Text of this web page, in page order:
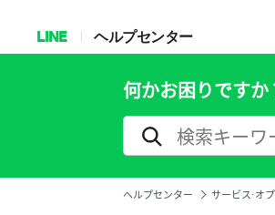
LINE ヘルプセンター
何かお困りですか
ヘルプセンター サービス⋅オ